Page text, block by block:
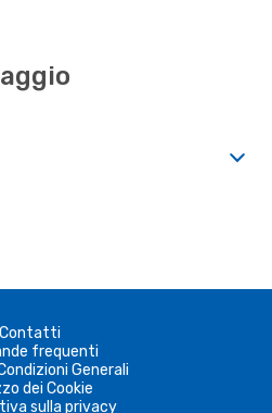
Contatti
frequenti
Generali
dei Cookie
sulla privacy